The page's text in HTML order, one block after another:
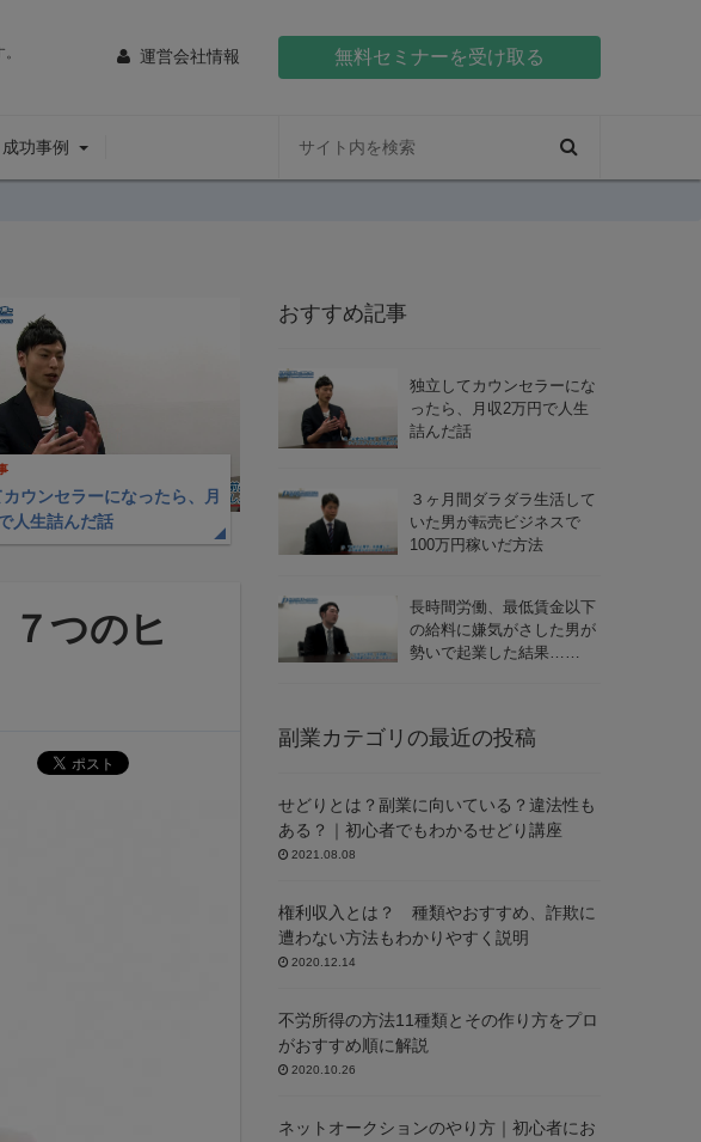
運営会社情報 無料セミナーを受け取る
成功事例
ウンセラーになったら、月
で人生詰んだ話
つのヒ
おすすめ記事
独立してカウンセラーにな
ったら、月収2万円で人生
詰んだ話
３ヶ月間ダラダラ生活して
いた男が転売ビジネスで
100万円稼いだ方法
長時間労働、最低賃金以下
の給料に嫌気がさした男が
勢いで起業した結果……
副業カテゴリの最近の投稿
せどりとは？副業に向いている？違法性も
ある？｜初心者でもわかるせどり講座
2021.08.08
権利収入とは？ 種類やおすすめ、詐欺に
遭わない方法もわかりやすく説明
2020.12.14
不労所得の方法11種類とその作り方をプロ
がおすすめ順に解説
2020.10.26
ネットオークションのやり方｜初心者にお